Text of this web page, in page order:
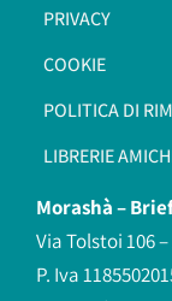
PRIVACY
COOKIE
POLITICA DI
LIBRERIE
Morashà –
Via Tolstoi 106
P. Iva